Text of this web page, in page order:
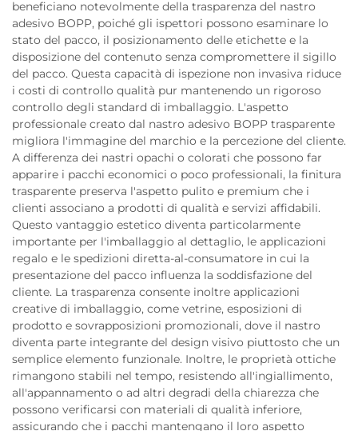
beneficiano notevolmente della trasparenza del nastro
adesivo BOPP, poiché gli ispettori possono esaminare lo
stato del pacco, il posizionamento delle etichette e la
disposizione del contenuto senza compromettere il sigillo
del pacco. Questa capacità di ispezione non invasiva riduce
i costi di controllo qualità pur mantenendo un rigoroso
controllo degli standard di imballaggio. L'aspetto
professionale creato dal nastro adesivo BOPP trasparente
migliora l'immagine del marchio e la percezione del cliente.
A differenza dei nastri opachi o colorati che possono far
apparire i pacchi economici o poco professionali, la finitura
trasparente preserva l'aspetto pulito e premium che i
clienti associano a prodotti di qualità e servizi affidabili.
Questo vantaggio estetico diventa particolarmente
importante per l'imballaggio al dettaglio, le applicazioni
regalo e le spedizioni diretta-al-consumatore in cui la
presentazione del pacco influenza la soddisfazione del
cliente. La trasparenza consente inoltre applicazioni
creative di imballaggio, come vetrine, esposizioni di
prodotto e sovrapposizioni promozionali, dove il nastro
diventa parte integrante del design visivo piuttosto che un
semplice elemento funzionale. Inoltre, le proprietà ottiche
rimangono stabili nel tempo, resistendo all'ingiallimento,
all'appannamento o ad altri degradi della chiarezza che
possono verificarsi con materiali di qualità inferiore,
assicurando che i pacchi mantengano il loro aspetto